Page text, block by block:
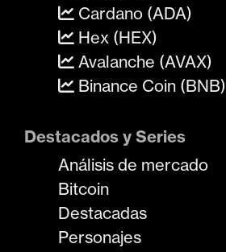
Cardano (ADA)
Hex (HEX)
Avalanche (AVAX)
Binance Coin (BNB)
Destacados y Series
Análisis de mercado
Bitcoin
Destacadas
Personajes